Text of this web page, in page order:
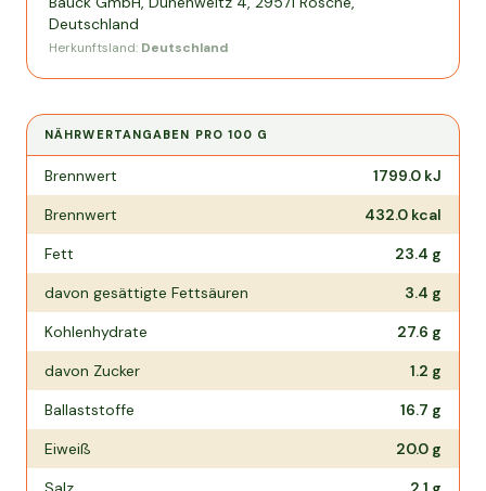
Deutschland
Herkunftsland: Deutschland
NÄHRWERTANGABEN PRO100 G
Nährwertangaben pro
Brennwert 1799.0 kJ
Brennwert
432.0 kcal
Fett
23.4 g
davon gesättigte Fettsäuren
3.4 g
Kohlenhydrate
27.6 g
davon Zucker
1.2 g
Ballaststoffe
16.7 g
Eiweiß
20.0 g